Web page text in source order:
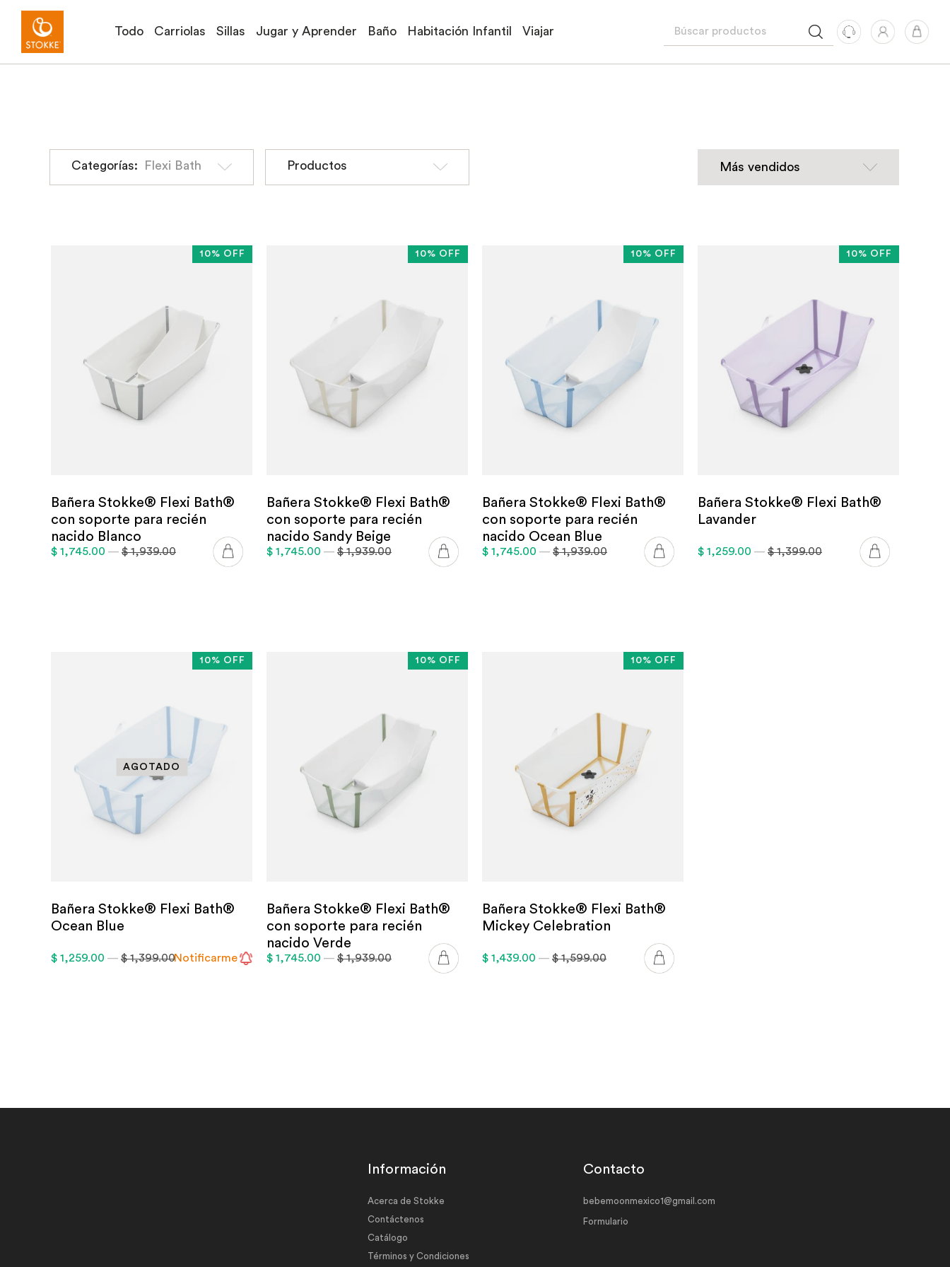
Todo Carriolas Sillas Jugar y Aprender Baño Habitación Infantil Viajar
Categorías: Flexi Bath Productos
10% OFF
Bañera Stokke® Flexi Bath®
con soporte para recién
nacido Blanco
$ 1,745.00 — $ 1,939.00
10% OFF
Bañera Stokke® Flexi Bath®
con soporte para recién
nacido Sandy Beige
$ 1,745.00 — $ 1,939.00
10% OFF
Bañera Stokke® Flexi Bath®
con soporte para recién
nacido Ocean Blue
$ 1,745.00 — $ 1,939.00
10% OFF
Bañera Stokke® Flexi Bath®
Lavander
$ 1,259.00 — $ 1,399.00
10% OFF
Bañera Stokke® Flexi Bath®
Ocean Blue
$ 1,259.00 — $ 1,399.00Notificarme
10% OFF
Bañera Stokke® Flexi Bath®
con soporte para recién
nacido Verde
$ 1,745.00 — $ 1,939.00
10% OFF
Bañera Stokke® Flexi Bath®
Mickey Celebration
$ 1,439.00 — $ 1,599.00
Información
Acerca de Stokke
Contáctenos
Catálogo
Términos y Condiciones
Contacto
bebemoonmexico1@gmail.com
Formulario